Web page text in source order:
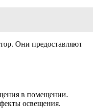
Они предоставляют
в помещении.
освещения.